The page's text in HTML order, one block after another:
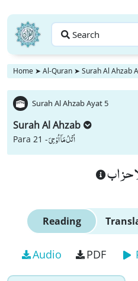
Search
Home ➤ Al-Quran ➤ Surah Al Ahzab
Surah Al Ahzab Ayat 5
Surah Al Ahzab
Para 21 -اُتْلُ مَاۤ اُوْحِیَ
Reading
Audio PDF